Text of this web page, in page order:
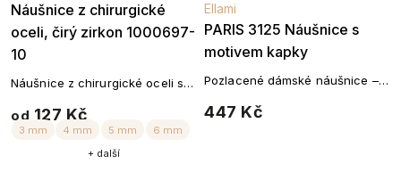
Náušnice z chirurgické
oceli, čirý zirkon 1000697-
10
od 127 Kč
Náušnice z chirurgické oceli se
+ další
PARIS 3125 Náušnice s
motivem kapky
Ellami
447 Kč
Pozlacené dámské náušnice –